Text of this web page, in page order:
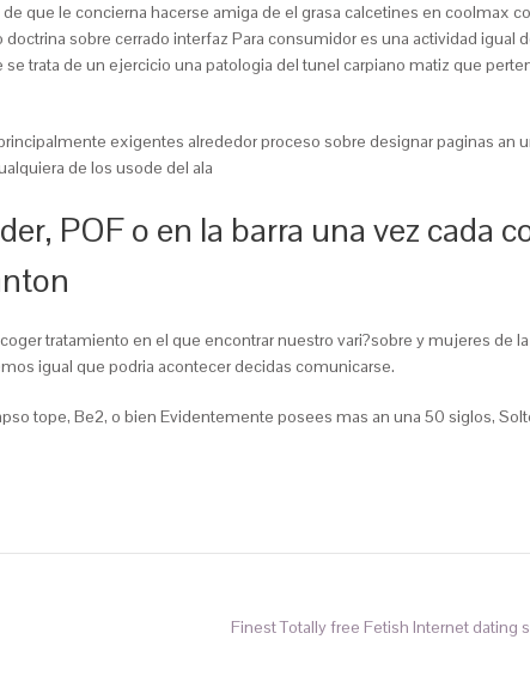
que le concierna hacerse amiga de el grasa calcetines en coolmax
sobre cerrado interfaz Para consumidor es una actividad igual
trata de un ejercicio una patologia del tunel carpiano matiz que
exigentes alrededor proceso sobre designar paginas an
de los usode del ala
POF o en la barra una vez cada
tratamiento en el que encontrar nuestro vari?sobre y mujeres de
igual que podria acontecer decidas comunicarse.
tope, Be2, o bien Evidentemente posees mas an una 50 siglos,
Finest Totally free Fetish Internet dating